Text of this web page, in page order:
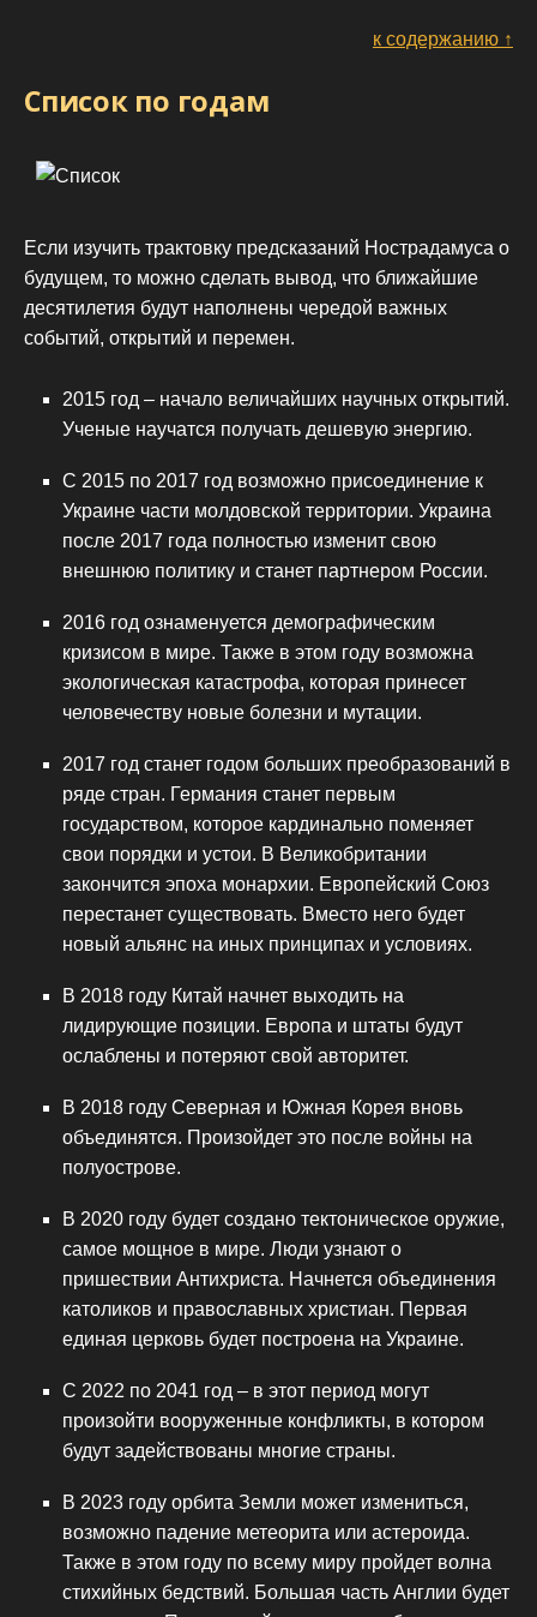
к содержанию ↑
Список по годам
Если изучить трактовку предсказаний Нострадамуса о
будущем, то можно сделать вывод, что ближайшие
десятилетия будут наполнены чередой важных
событий, открытий и перемен.
2015 год – начало величайших научных открытий.
Ученые научатся получать дешевую энергию.
С 2015 по 2017 год возможно присоединение к
Украине части молдовской территории. Украина
после 2017 года полностью изменит свою
внешнюю политику и станет партнером России.
2016 год ознаменуется демографическим
кризисом в мире. Также в этом году возможна
экологическая катастрофа, которая принесет
человечеству новые болезни и мутации.
2017 год станет годом больших преобразований в
ряде стран. Германия станет первым
государством, которое кардинально поменяет
свои порядки и устои. В Великобритании
закончится эпоха монархии. Европейский Союз
перестанет существовать. Вместо него будет
новый альянс на иных принципах и условиях.
В 2018 году Китай начнет выходить на
лидирующие позиции. Европа и штаты будут
ослаблены и потеряют свой авторитет.
В 2018 году Северная и Южная Корея вновь
объединятся. Произойдет это после войны на
полуострове.
В 2020 году будет создано тектоническое оружие,
самое мощное в мире. Люди узнают о
пришествии Антихриста. Начнется объединения
католиков и православных христиан. Первая
единая церковь будет построена на Украине.
С 2022 по 2041 год – в этот период могут
произойти вооруженные конфликты, в котором
будут задействованы многие страны.
В 2023 году орбита Земли может измениться,
возможно падение метеорита или астероида.
Также в этом году по всему миру пройдет волна
стихийных бедствий. Большая часть Англии будет